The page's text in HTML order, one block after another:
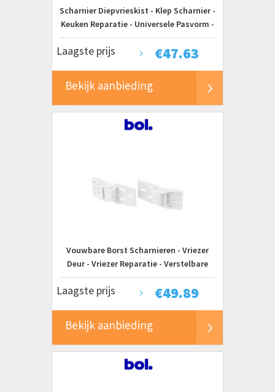
Scharnier Diepvrieskist - Klep Scharnier -
Keuken Reparatie - Universele Pasvorm -
28 x 88 x 28 cm - Wit
€47.63
Laagste prijs
Bekijk aanbieding
Vouwbare Borst Scharnieren - Vriezer
Deur - Vriezer Reparatie - Verstelbare
Hoek - Set van 2 - Wit
€49.89
Laagste prijs
Bekijk aanbieding